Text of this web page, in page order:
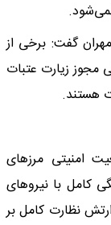
گفت: برخی از
مجوز زیارت عتبات
هستند.
امنیتی مرزهای
کامل با نیروهای
نظارت کامل بر